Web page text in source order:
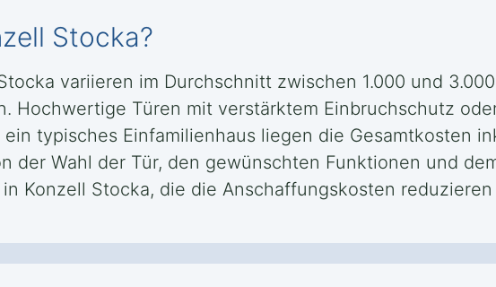
Stocka?
variieren im Durchschnitt zwischen 1.000 und
Hochwertige Türen mit verstärktem Einbruchschutz
typisches Einfamilienhaus liegen die Gesamtkosten
der Wahl der Tür, den gewünschten Funktionen und
Konzell Stocka, die die Anschaffungskosten